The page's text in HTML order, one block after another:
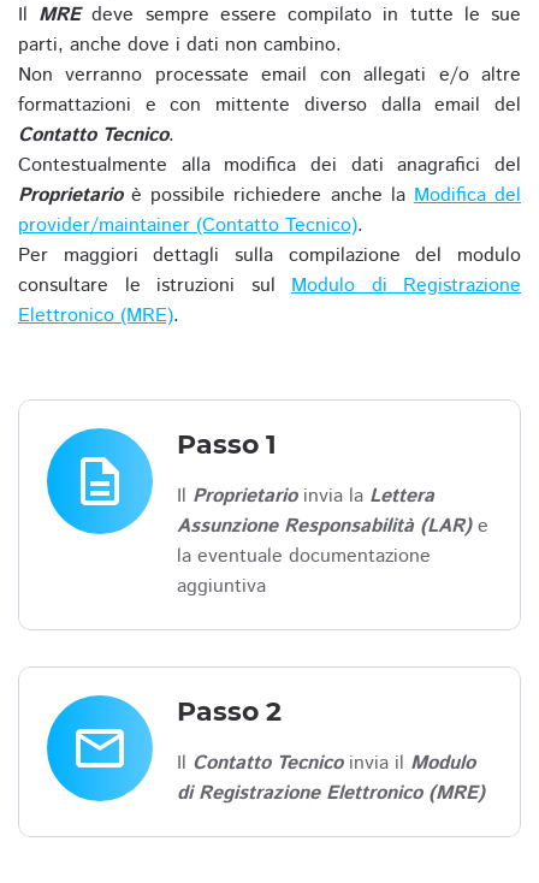
Il MREdeve sempre essere compilato in tutte le sue
parti, anche dove i dati non cambino.
Non verranno processate email con allegati e/o altre
formattazioni e con mittente diverso dalla email del
Contatto Tecnico.
Contestualmente alla modifica dei dati anagrafici del
Proprietarioè possibile richiedere anche laModifica del
provider/maintainer (Contatto Tecnico).
Per maggiori dettagli sulla compilazione del modulo
consultare le istruzioni sul Modulo di Registrazione
Elettronico (MRE).
description
Passo 1
Il Proprietarioinvia la Lettera
Assunzione Responsabilità (LAR)e
la eventuale documentazione
aggiuntiva
email
Passo 2
Il Contatto Tecnicoinvia il Modulo
di Registrazione Elettronico (MRE)